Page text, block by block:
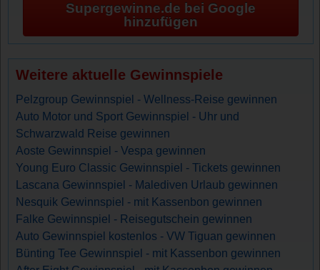
Supergewinne.de bei Google
hinzufügen
Weitere aktuelle Gewinnspiele
Pelzgroup Gewinnspiel - Wellness-Reise gewinnen
Auto Motor und Sport Gewinnspiel - Uhr und
Schwarzwald Reise gewinnen
Aoste Gewinnspiel - Vespa gewinnen
Young Euro Classic Gewinnspiel - Tickets gewinnen
Lascana Gewinnspiel - Malediven Urlaub gewinnen
Nesquik Gewinnspiel - mit Kassenbon gewinnen
Falke Gewinnspiel - Reisegutschein gewinnen
Auto Gewinnspiel kostenlos - VW Tiguan gewinnen
Bünting Tee Gewinnspiel - mit Kassenbon gewinnen